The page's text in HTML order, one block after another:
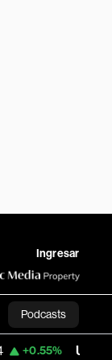
Ingresar
Podcasts
USD COP